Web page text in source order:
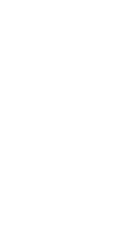
sein. Die
bei der
beantragen.
per E-Mail
ein
der
können.